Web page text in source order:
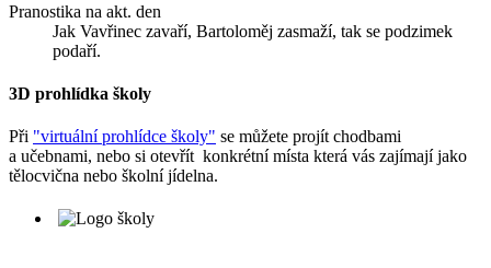
Pranostika na akt. den
Jak Vavřinec zavaří, Bartoloměj zasmaží, tak se podzimek
podaří.
3D prohlídka školy
Při "virtuální prohlídce školy" se můžete projít chodbami
a učebnami, nebo si otevřít konkrétní místa která vás zajímají jako
tělocvična nebo školní jídelna.